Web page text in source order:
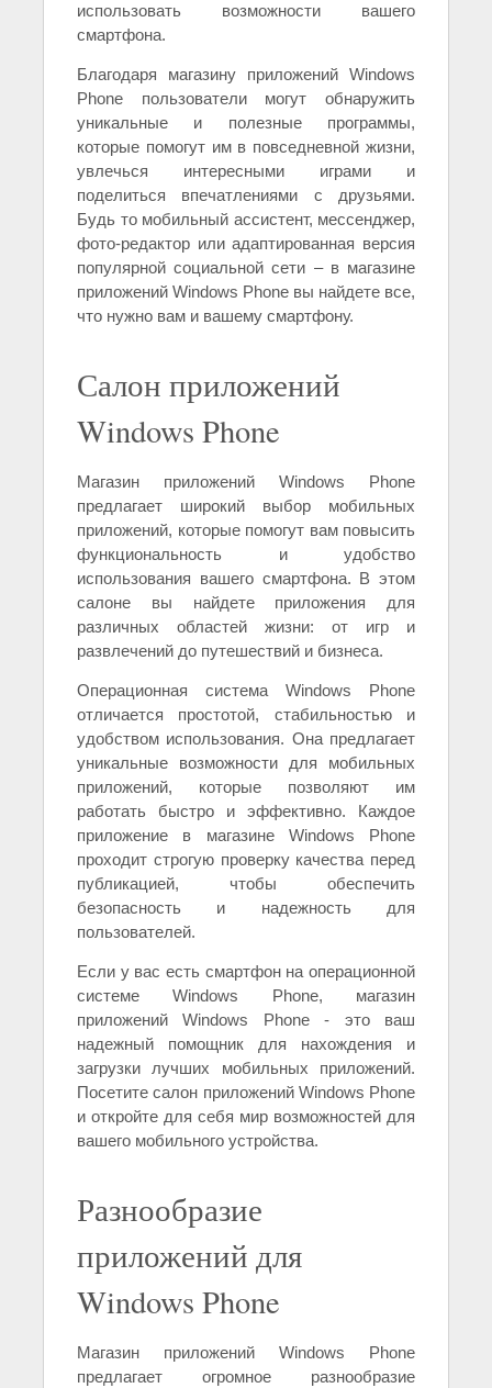
использовать возможности вашего
смартфона.
Благодаря магазину приложений Windows
Phone пользователи могут обнаружить
уникальные и полезные программы,
которые помогут им в повседневной жизни,
увлечься интересными играми и
поделиться впечатлениями с друзьями.
Будь то мобильный ассистент, мессенджер,
фото-редактор или адаптированная версия
популярной социальной сети – в магазине
приложений Windows Phone вы найдете все,
что нужно вам и вашему смартфону.
Салон приложений
Windows Phone
Магазин приложений Windows Phone
предлагает широкий выбор мобильных
приложений, которые помогут вам повысить
функциональность и удобство
использования вашего смартфона. В этом
салоне вы найдете приложения для
различных областей жизни: от игр и
развлечений до путешествий и бизнеса.
Операционная система Windows Phone
отличается простотой, стабильностью и
удобством использования. Она предлагает
уникальные возможности для мобильных
приложений, которые позволяют им
работать быстро и эффективно. Каждое
приложение в магазине Windows Phone
проходит строгую проверку качества перед
публикацией, чтобы обеспечить
безопасность и надежность для
пользователей.
Если у вас есть смартфон на операционной
системе Windows Phone, магазин
приложений Windows Phone - это ваш
надежный помощник для нахождения и
загрузки лучших мобильных приложений.
Посетите салон приложений Windows Phone
и откройте для себя мир возможностей для
вашего мобильного устройства.
Разнообразие
приложений для
Windows Phone
Магазин приложений Windows Phone
предлагает огромное разнообразие